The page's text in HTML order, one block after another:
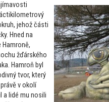
jehož části
Hned na
Hamroně,
žďárského
Hamroň byl
tvor, který
v okolí
a lidé mu nosili